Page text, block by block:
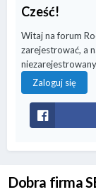
Cześć!
Witaj na forum
zarejestrować, a
Zaloguj się
Dobra firma